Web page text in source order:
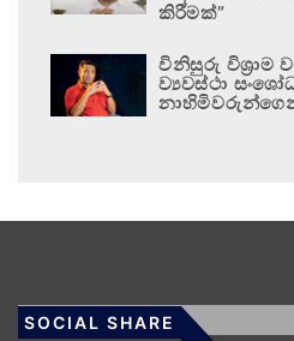
කිරීමක්”
විනිසුරු විශ්‍රාම
ව්‍යවස්ථා
SOCIAL SHARE